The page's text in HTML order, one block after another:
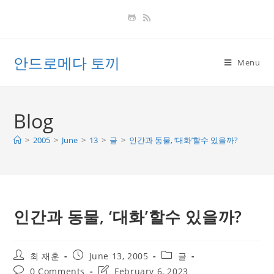
안드로메다 토끼 Menu
Blog
> 2005 > June > 13 > 글 > 인간과 동물, ‘대화’할수 있을까?
인간과 동물, ‘대화’할수 있을까?
Post
author:
최 재훈
Post
published:
June 13, 2005
Post
category:
글
Post0 Comments PostFebruary 6, 2023